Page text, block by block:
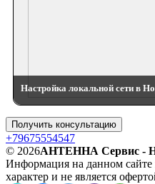
Настройка локальной сети в
Получить консультацию
+79675554547
© 2026АНТЕННА Сервис -
Информация на данном
характер и не является